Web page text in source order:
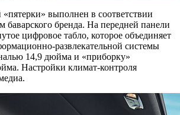
выполнен в соответствии
баварского бренда. На передней панели
цифровое табло, которое объединяет
развлекательной системы
14,9 дюйма и «приборку»
Настройки климат-контроля